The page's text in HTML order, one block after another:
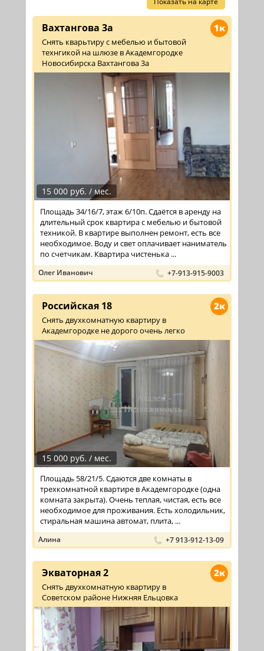
1к
Вахтангова 3а
Снять кварьтиру с мебелью и бытовой
технгикой на шлюзе в Академгородке
Новосибирска Вахтангова 3а
15 000 руб. / мес.
Площадь 34/16/7, этаж 6/10п. Сдаётся в аренду на
длительный срок квартира с мебелью и бытовой
техникой. В квартире выполнен ремонт, есть все
необходимое. Воду и свет оплачивает наниматель
по счетчикам. Квартира чистенька ...
Олег Иванович +7-913-915-9003
2к
Российская 18
Снять двухкомнатную квартиру в
Академгородке не дорого очень легко
15 000 руб. / мес.
Площадь 58/21/5. Сдаются две комнаты в
трехкомнатной квартире в Академгородке (одна
комната закрыта). Очень теплая, чистая, есть все
необходимое для проживания. Есть холодильник,
стиральная машина автомат, плита, ...
Алина +7 913-912-13-09
2к
Экваторная 2
Снять двухкомнатную квартиру в
Советском районе Нижняя Ельцовка